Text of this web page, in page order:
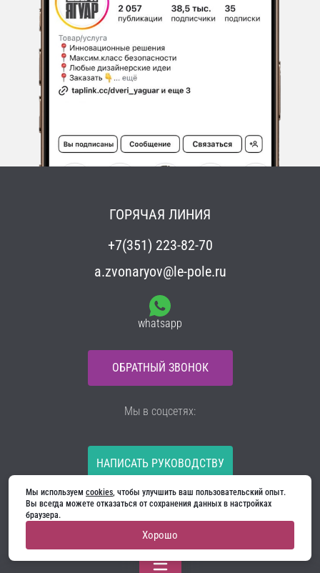
ГОРЯЧАЯ ЛИНИЯ
+7(351) 223-82-70
a.zvonaryov@le-pole.ru
whatsapp
ОБРАТНЫЙ ЗВОНОК
НАПИСАТЬ РУКОВОДСТВУ
Все материалы на сайте принадлежат компании
ООО «Ягуар-М» — входные и межкомнатные двери
Политика конфиденциальности
Договор оферты
Cookie
Мы в соцсетях:
Мы используем cookies, чтобы улучшить ваш пользовательский опыт.
Вы всегда можете отказаться от сохранения данных в настройках
браузера.
Хорошо